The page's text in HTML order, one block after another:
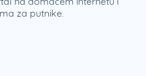
za putnike.